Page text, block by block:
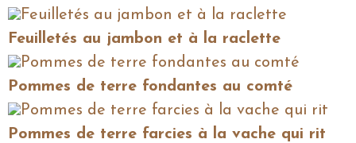
Feuilletés au jambon et à la raclette
Pommes de terre fondantes au comté
Pommes de terre farcies à la vache qui rit